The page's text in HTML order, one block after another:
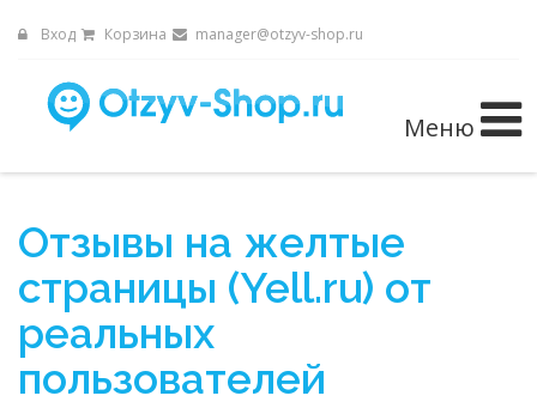
Вход Корзина manager@otzyv-shop.ru
Меню
Отзывы на желтые
страницы (Yell.ru) от
реальных
пользователей